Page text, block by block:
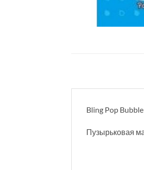
Bling Pop
Пузырьковая